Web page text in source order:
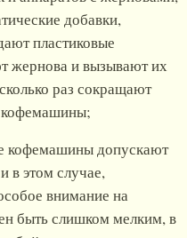
добавки,
пластиковые
жернова и вызывают их
раз сокращают
кофемашины;
кофемашины допускают
в этом случае,
внимание на
быть слишком мелким, в